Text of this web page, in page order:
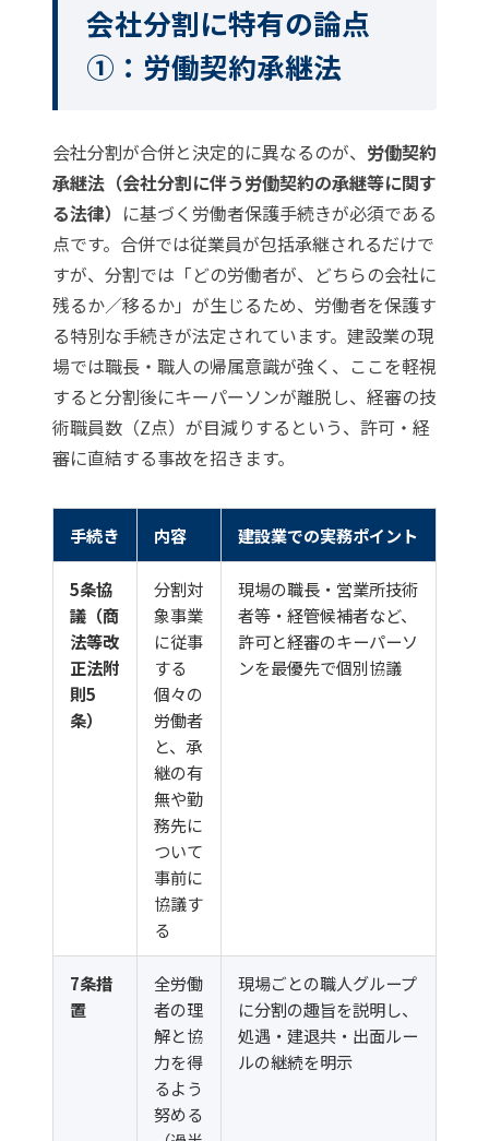
会社分割に特有の論点
①：労働契約承継法
会社分割が合併と決定的に異なるのが、 労働契約
承継法（会社分割に伴う労働契約の承継等に関す
る法律） に基づく労働者保護手続きが必須である
点です。合併では従業員が包括承継されるだけで
すが、分割では「どの労働者が、どちらの会社に
残るか／移るか」が生じるため、労働者を保護す
る特別な手続きが法定されています。建設業の現
場では職長・職人の帰属意識が強く、ここを軽視
すると分割後にキーパーソンが離脱し、経審の技
術職員数（Z点）が目減りするという、許可・経
審に直結する事故を招きます。
手続き 内容 建設業での実務ポイント
5条協
議（商
法等改
正法附
則5
条）
分割対
象事業
に従事
する
個々の
労働者
と、承
継の有
無や勤
務先に
ついて
事前に
協議す
る
現場の職長・営業所技術
者等・経管候補者など、
許可と経審のキーパーソ
ンを最優先で個別協議
7条措
置
全労働
者の理
解と協
力を得
るよう
努める
現場ごとの職人グループ
に分割の趣旨を説明し、
処遇・建退共・出面ルー
ルの継続を明示